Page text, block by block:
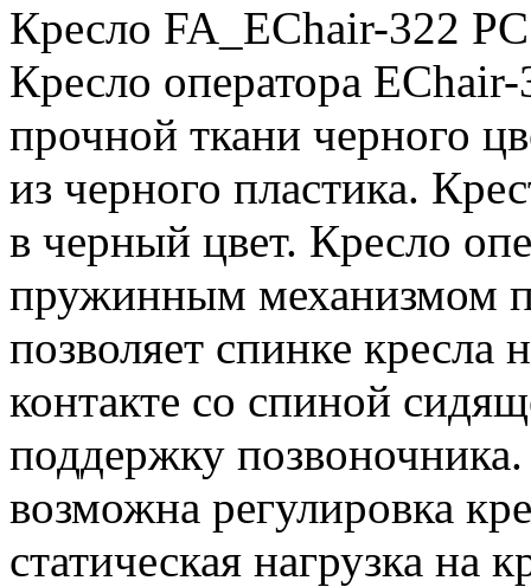
Кресло FA_EChair-322
Кресло оператора
прочной ткани черного
из черного пластика.
в черный цвет. Кресло
пружинным механизмом
позволяет спинке кресла
контакте со спиной
поддержку
возможна регулировка
статическая нагрузка на